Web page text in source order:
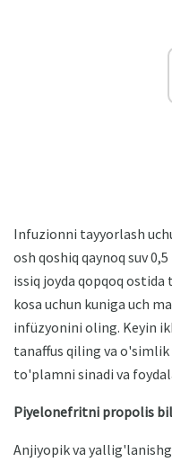
Infuzionni tayyorlash
osh qoshiq qaynoq suv
issiq joyda qopqoq ostida
kosa uchun kuniga uch
infüzyonini oling. Keyin
tanaffus qiling va
to'plamni sinadi va
Piyelonefritni propolis
Anjiyopik va